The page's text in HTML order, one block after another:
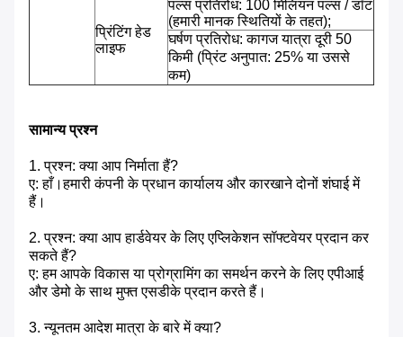
प्रिंटिंग हेड
लाइफ
पल्स प्रतिरोध: 100 मिलियन पल्स / डॉट
(हमारी मानक स्थितियों के तहत);
घर्षण प्रतिरोध: कागज यात्रा दूरी 50
किमी (प्रिंट अनुपात: 25% या उससे
कम)
सामान्य प्रश्न
1. प्रश्न: क्या आप निर्माता हैं?
ए: हाँ।हमारी कंपनी के प्रधान कार्यालय और कारखाने दोनों शंघाई में
हैं।
2. प्रश्न: क्या आप हार्डवेयर के लिए एप्लिकेशन सॉफ्टवेयर प्रदान कर
सकते हैं?
ए: हम आपके विकास या प्रोग्रामिंग का समर्थन करने के लिए एपीआई
और डेमो के साथ मुफ्त एसडीके प्रदान करते हैं।
3. न्यूनतम आदेश मात्रा के बारे में क्या?